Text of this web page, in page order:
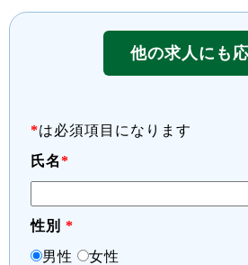
他の求人にも
*は必須項目になります
氏名*
性別 *
男性
女性